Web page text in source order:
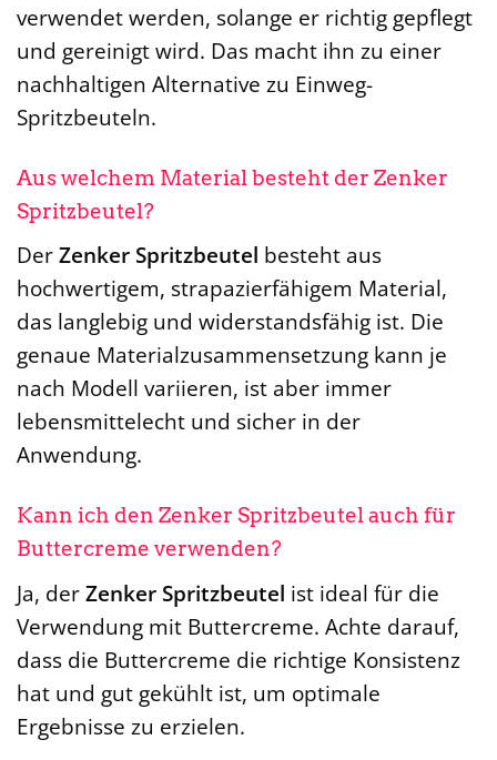
verwendet werden, solange er richtig gepflegt
und gereinigt wird. Das macht ihn zu einer
nachhaltigen Alternative zu Einweg-
Spritzbeuteln.
Aus welchem Material besteht der Zenker
Spritzbeutel?
DerZenker Spritzbeutel besteht aus
hochwertigem, strapazierfähigem Material,
das langlebig und widerstandsfähig ist. Die
genaue Materialzusammensetzung kann je
nach Modell variieren, ist aber immer
lebensmittelecht und sicher in der
Anwendung.
Kann ich den Zenker Spritzbeutel auch für
Buttercreme verwenden?
Ja, derZenker Spritzbeutel ist ideal für die
Verwendung mit Buttercreme. Achte darauf,
dass die Buttercreme die richtige Konsistenz
hat und gut gekühlt ist, um optimale
Ergebnisse zu erzielen.